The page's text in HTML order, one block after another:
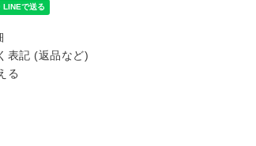
表記 (返品など)
る